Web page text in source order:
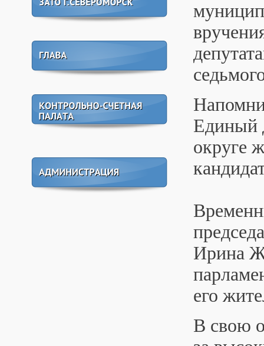
Единый
округе
Ирина
его
В свою